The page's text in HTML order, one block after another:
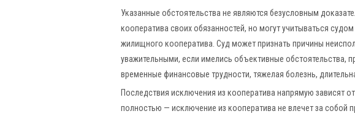
Указанные обстоятельства не являются безусловным
кооператива своих обязанностей, но могут учитываться
жилищного кооператива. Суд может признать причины
уважительными, если имелись объективные
временные финансовые трудности, тяжелая болезнь,
Последствия исключения из кооператива напрямую зависят
полностью — исключение из кооператива не влечет за собой